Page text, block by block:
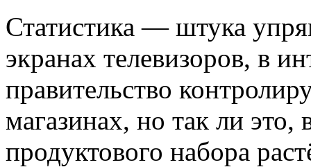
Статистика — штука
экранах телевизоров, в
правительство
магазинах, но так ли
продуктового набора